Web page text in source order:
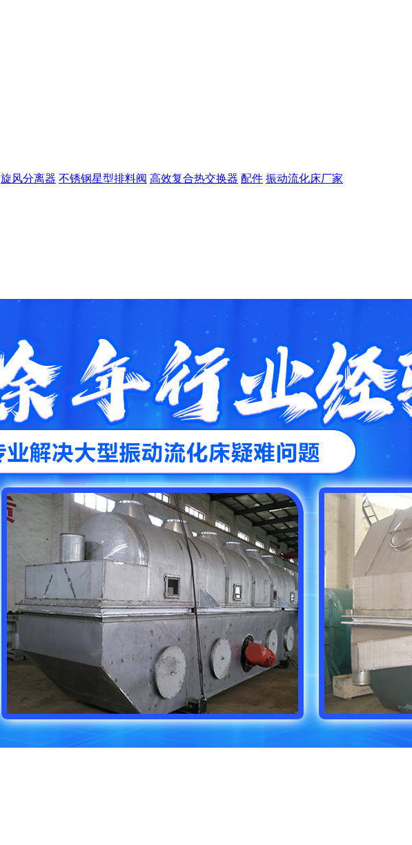
旋风分离器 不锈钢星型排料阀 高效复合热交换器 配件 振动流化床厂家